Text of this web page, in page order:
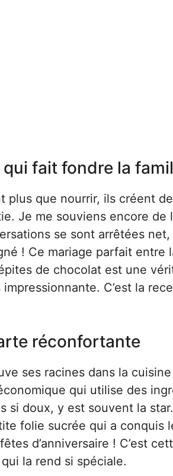
fait fondre la
plus que nourrir, ils créent
Je me souviens encore de
se sont arrêtées
! Ce mariage parfait
de chocolat est une
C’est la
réconfortante
ses racines dans la
qui utilise des
si doux, y est souvent la
folie sucrée qui a conquis
d’anniversaire ! C’est
la rend si spéciale.